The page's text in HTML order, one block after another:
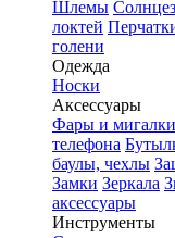
Шлемы
локтей
голени
Одежда
Носки
Аксессуары
Фары и мигалки
телефона
баулы, чехлы
Замки Зеркала
аксессуары
Инструменты